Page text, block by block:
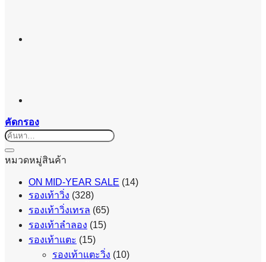
คัดกรอง
ค้นหา:
หมวดหมู่สินค้า
ON MID-YEAR SALE (14)
รองเท้าวิ่ง (328)
รองเท้าวิ่งเทรล (65)
รองเท้าลำลอง (15)
รองเท้าแตะ (15)
รองเท้าแตะวิ่ง (10)